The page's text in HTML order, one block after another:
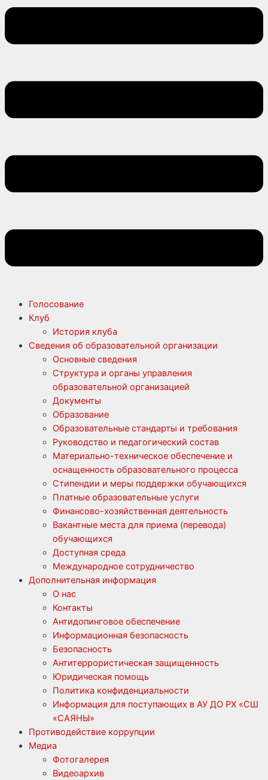
Голосование
Клуб
История клуба
Сведения об образовательной организации
Основные сведения
Структура и органы управления
образовательной организацией
Документы
Образование
Образовательные стандарты и требования
Руководство и педагогический состав
Материально-техническое обеспечение и
оснащенность образовательного процесса
Стипендии и меры поддержки обучающихся
Платные образовательные услуги
Финансово-хозяйственная деятельность
Вакантные места для приема (перевода)
обучающихся
Доступная среда
Международное сотрудничество
Дополнительная информация
О нас
Контакты
Антидопинговое обеспечение
Информационная безопасность
Безопасность
Антитеррористическая защищенность
Юридическая помощь
Политика конфиденциальности
Информация для поступающих в АУ ДО РХ «СШ
«САЯНЫ»
Противодействие коррупции
Медиа
Фотогалерея
Видеоархив